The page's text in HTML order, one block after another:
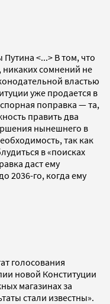
<...> В том, что
никаких сомнений не
властью
уже продается в
поправка — та,
править два
нынешнего в
так как
в «поисках
даст ему
2036-го, когда ему
голосования
новой Конституции
магазинах за
стали известны».